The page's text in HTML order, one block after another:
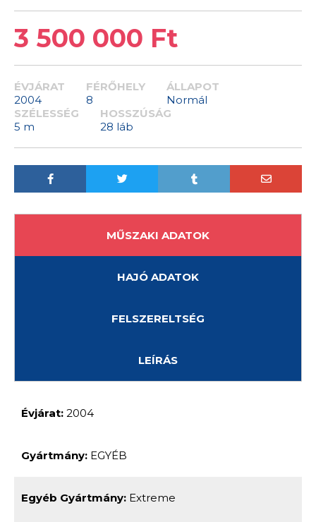
3 500 000 Ft
ÉVJÁRAT
2004
FÉRŐHELY
8
ÁLLAPOT
Normál
SZÉLESSÉG
5 m
HOSSZÚSÁG
28 láb
MŰSZAKI ADATOK
HAJÓ ADATOK
FELSZERELTSÉG
LEÍRÁS
Évjárat: 2004
Gyártmány: EGYÉB
Egyéb Gyártmány: Extreme